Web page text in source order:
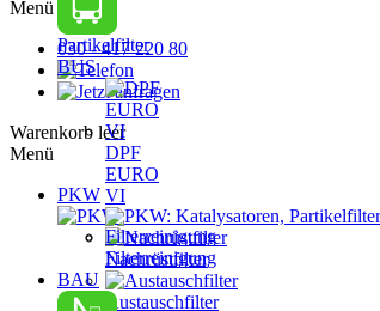
Partikelfilter
BUS
DPF
EURO
VI
Filterreinigung
BAU
Menü
030 - 417 220 80
Warenkorb leer
Menü
PKW
PKW: Katalysatoren,
Nachrüstfilter
Austauschfilter